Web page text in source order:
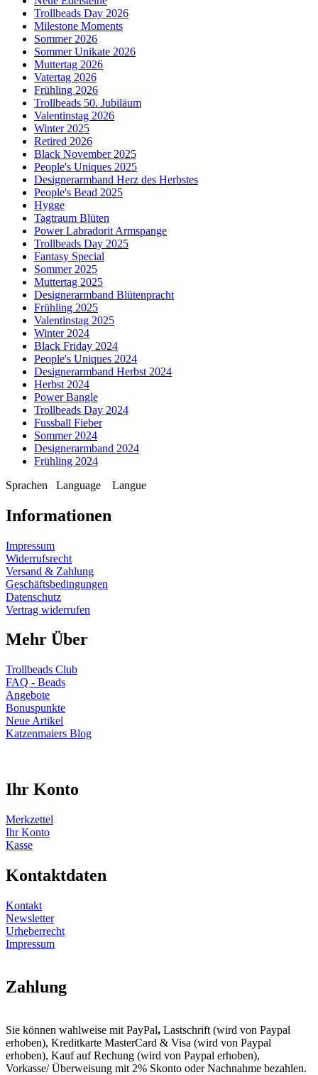
Trollbeads Day 2026
Milestone Moments
Sommer 2026
Sommer Unikate 2026
Muttertag 2026
Vatertag 2026
Frühling 2026
Trollbeads 50. Jubiläum
Valentinstag 2026
Winter 2025
Retired 2026
Black November 2025
People's Uniques 2025
Designerarmband Herz des Herbstes
People's Bead 2025
Hygge
Tagtraum Blüten
Power Labradorit Armspange
Trollbeads Day 2025
Fantasy Special
Sommer 2025
Muttertag 2025
Designerarmband Blütenpracht
Frühling 2025
Valentinstag 2025
Winter 2024
Black Friday 2024
People's Uniques 2024
Designerarmband Herbst 2024
Herbst 2024
Power Bangle
Trollbeads Day 2024
Fussball Fieber
Sommer 2024
Designerarmband 2024
Frühling 2024
Sprachen
Language Langue
Informationen
Impressum
Widerrufsrecht
Versand & Zahlung
Geschäftsbedingungen
Datenschutz
Vertrag widerrufen
Mehr Über
Trollbeads Club
FAQ - Beads
Angebote
Bonuspunkte
Neue Artikel
Katzenmaiers Blog
Ihr Konto
Merkzettel
Ihr Konto
Kasse
Kontaktdaten
Kontakt
Newsletter
Urheberrecht
Impressum
Zahlung
Sie können wahlweise mit PayPal, Lastschrift (wird von Paypal
erhoben), Kreditkarte MasterCard & Visa (wird von Paypal
erhoben), Kauf auf Rechung (wird von Paypal erhoben),
Vorkasse/ Überweisung mit 2% Skonto oder Nachnahme bezahlen.